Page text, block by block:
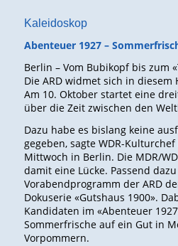
Kaleidoskop
Abenteuer 1927 –
Berlin – Vom Bubikopf bis zum
Die ARD widmet sich in diesem
Am 10. Oktober startet eine
über die Zeit zwischen den
Dazu habe es bislang keine
gegeben, sagte WDR-
Mittwoch in Berlin. Die MDR/
damit eine Lücke. Passend
Vorabendprogramm der ARD
Dokuserie «Gutshaus 1900».
Kandidaten im «Abenteuer
Sommerfrische auf ein Gut in
Vorpommern.